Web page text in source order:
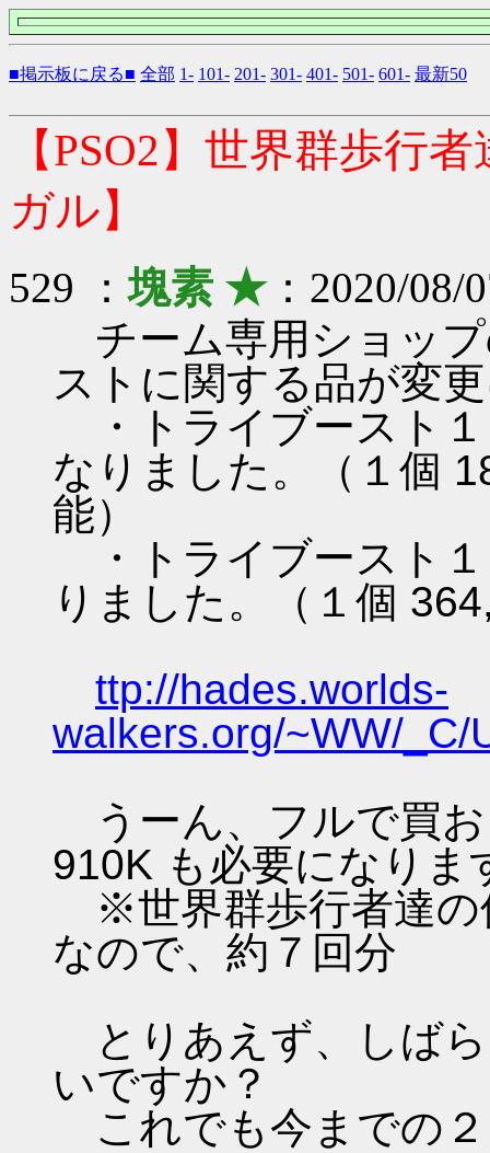
■掲示板に戻る■ 全部 1- 101- 201- 301- 401- 501- 601- 最新50
【PSO2】世界群歩行
ガル】
529 ：塊素 ★：2020/08/
チーム専用ショッ
ストに関する品が変
・トライブースト
なりました。（１個
能）
・トライブースト
りました。（１個
ttp://hades.worlds-
walkers.org/~WW/_C/
うーん、フルで買
910K も必要になりま
※世界群歩行者達の
なので、約７回分
とりあえず、しば
いですか？
これでも今までの